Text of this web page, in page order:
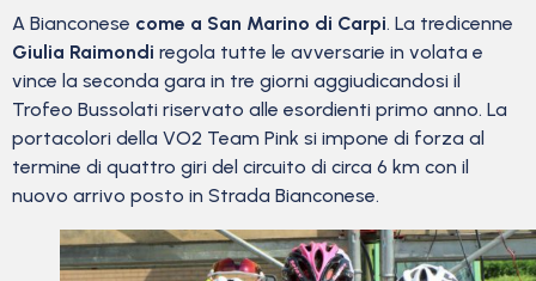
A Bianconese come a San Marino di Carpi. La tredicenne
Giulia Raimondi regola tutte le avversarie in volata e
vince la seconda gara in tre giorni aggiudicandosi il
Trofeo Bussolati riservato alle esordienti primo anno. La
portacolori della VO2 Team Pink si impone di forza al
termine di quattro giri del circuito di circa 6 km con il
nuovo arrivo posto in Strada Bianconese.